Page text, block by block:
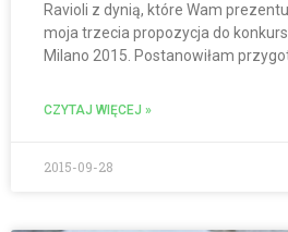
Ravioli z dynią, które Wam
moja trzecia propozycja do
Milano 2015. Postanowiłam
CZYTAJ WIĘCEJ »
2015-09-28